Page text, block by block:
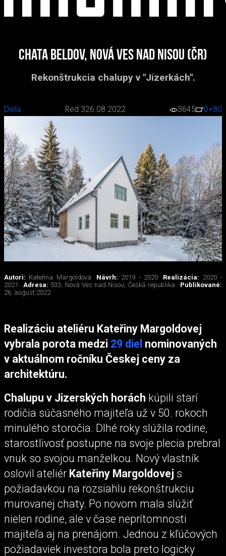
Chata Beldov, Nová Ves nad Nisou (ČR)
Rekonštrukcia chalupy v "Jizerkách".
Diela Red 326.08.2022 3645 0+80
Autori: Kateřina Margoldová Návrh: 2019 - 2020 Realizácia: 2020 -
2021
Adresa: 533, Nová Ves nad Nisou, Česká republika
Publikované:
26. august 2022
Realizáciu ateliéru Kateřiny Margoldovej
vybrala porota medzi 29 diel nominovaných
v aktuálnom ročníku Českej ceny za
architektúru.
Chalupu v Jizerských horách kúpili starí
rodičia súčasného majiteľa už v 50. rokoch
minulého storočia. Dlhé roky slúžila rodine,
starostlivosť postupne na svoje plecia prebral
vnuk so svojou manželkou. Nový vlastník
oslovil ateliér Kateřiny Margoldovej s
požiadavkou na rozsiahlu rekonštrukciu
murovanej chaty. Po novom mala slúžiť
nielen rodine, ale v čase neprítomnosti
majiteľa aj na prenájom. Jednou z kľúčových
požiadaviek investora bola preto logicky